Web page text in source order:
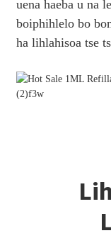
uena haeba u na
boiphihlelo bo
ha lihlahisoa tse